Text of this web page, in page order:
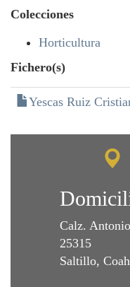
Colecciones
Horticultura
Fichero(s)
Yescas Ruiz
Calz.
25315
Saltillo,